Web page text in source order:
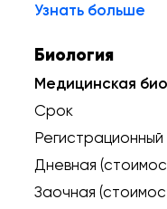
Узнать больше
Биология
Медицинская
Срок
Регистрационный
Дневная
Заочная